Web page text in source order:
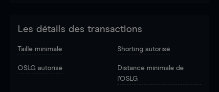
Les détails des transactions
Taille minimale Shorting autorisé
OSLG autorisé
Distance minimale de
l'OSLG